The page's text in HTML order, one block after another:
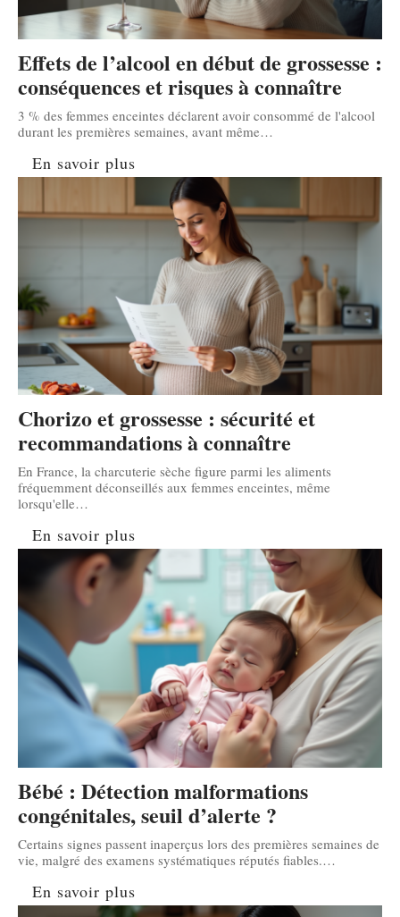
Effets de l’alcool en début de grossesse :
conséquences et risques à connaître
3 % des femmes enceintes déclarent avoir consommé de l'alcool
durant les premières semaines, avant même…
En savoir plus
Chorizo et grossesse : sécurité et
recommandations à connaître
En France, la charcuterie sèche figure parmi les aliments
fréquemment déconseillés aux femmes enceintes, même
lorsqu'elle…
En savoir plus
Bébé : Détection malformations
congénitales, seuil d’alerte ?
Certains signes passent inaperçus lors des premières semaines de
vie, malgré des examens systématiques réputés fiables.…
En savoir plus